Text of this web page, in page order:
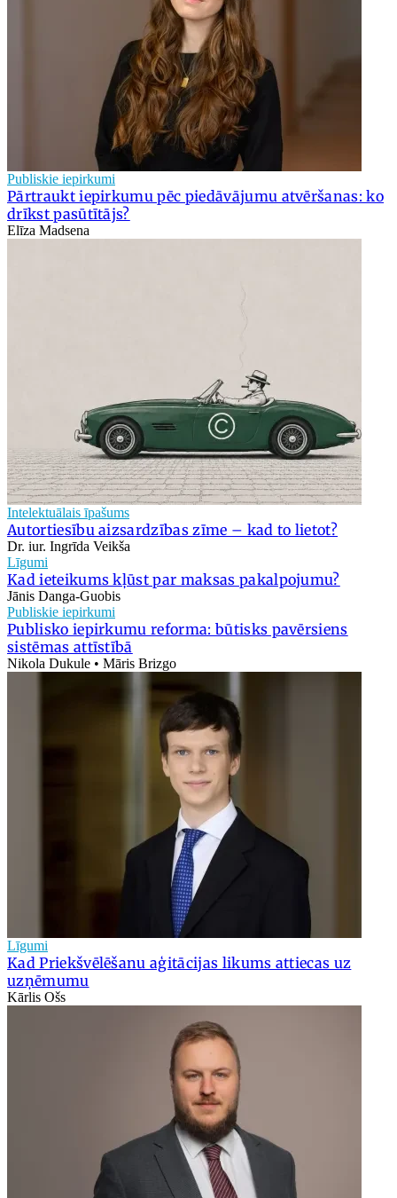
Publiskie iepirkumi
Pārtraukt iepirkumu pēc piedāvājumu atvēršanas: ko
drīkst pasūtītājs?
Elīza Madsena
Intelektuālais īpašums
Autortiesību aizsardzības zīme – kad to lietot?
Dr. iur. Ingrīda Veikša
Līgumi
Kad ieteikums kļūst par maksas pakalpojumu?
Jānis Danga-Guobis
Publiskie iepirkumi
Publisko iepirkumu reforma: būtisks pavērsiens
sistēmas attīstībā
Nikola Dukule • Māris Brizgo
Līgumi
Kad Priekšvēlēšanu aģitācijas likums attiecas uz
uzņēmumu
Kārlis Ošs